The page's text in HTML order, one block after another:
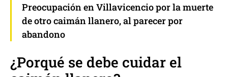
Preocupación en Villavicencio por la muerte
de otro caimán llanero, al parecer por
abandono
¿Porqué se debe cuidar el